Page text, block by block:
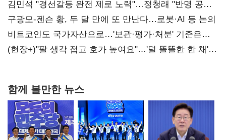
때리기
김민석 "경선갈등 완전 제로 노력"…정청래 "반명 공세
사과부터"
구광모-젠슨 황, 두 달 만에 또 만난다…로봇·AI 등 논의
비트코인도 국가자산으로…'보관·평가·처분' 기준은
숙제
(현장+)"팔 생각 접고 호가 높여요"…'덜 똘똘한 한 채'
함께 볼만한 뉴스